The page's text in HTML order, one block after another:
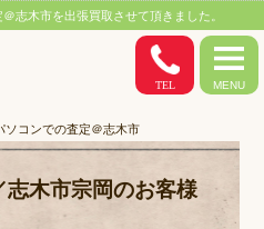
志木市を出張買取させて頂きました。
MENU
TEL
ソコンでの査定＠志木市
志木市宗岡のお客様